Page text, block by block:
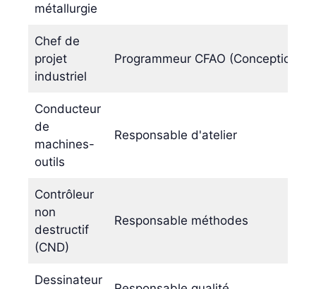
métallurgie
Chef de
projet
industriel
Programmeur CFAO (Conception
Conducteur
de
machines-
outils
Responsable d'atelier
Contrôleur
non
destructif
(CND)
Responsable méthodes
Dessinateur